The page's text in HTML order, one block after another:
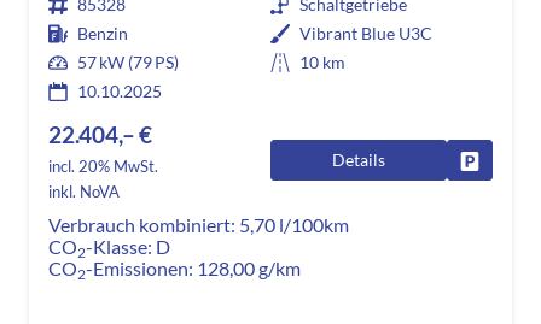
85328
Schaltgetriebe
Benzin
Vibrant Blue U3C
57 kW (79 PS)
10 km
10.10.2025
22.404,– €
incl. 20% MwSt.
inkl. NoVA
Details
Verbrauch kombiniert: 5,70 l/100km
CO2-Klasse: D
CO2-Emissionen: 128,00 g/km